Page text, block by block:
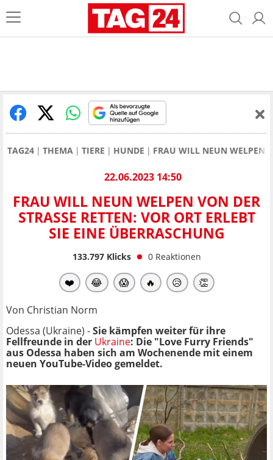
TAG24 THEMA TIERE HUNDE FRAU WILL NEUN WELPEN
22.06.2023 14:50
FRAU WILL NEUN WELPEN VON DER
STRASSE RETTEN: VOR ORT ERLEBT S
IE EINE ÜBERRASCHUNG
133.797Klicks 0 Reaktionen
❤️ 😂 😱 🔥 😥 👏
Von Christian Norm
Odessa (Ukraine) -Sie kämpfen weiter für ihre
Fellfreunde in der Ukraine: Die "Love Furry Friends"
aus Odessa haben sich am Wochenende mit einem
neuen YouTube-Video gemeldet.